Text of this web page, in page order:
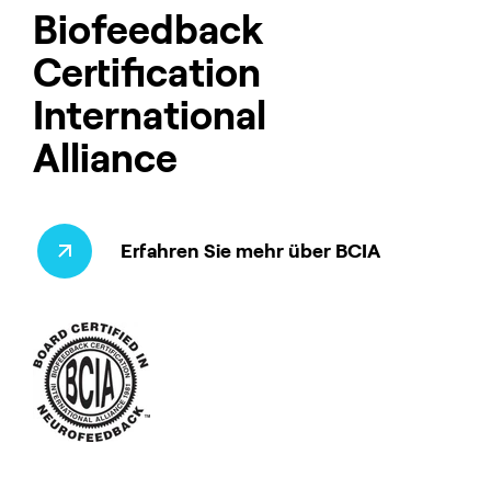
Biofeedback
Certification
International
Alliance
Erfahren Sie mehr über BCIA